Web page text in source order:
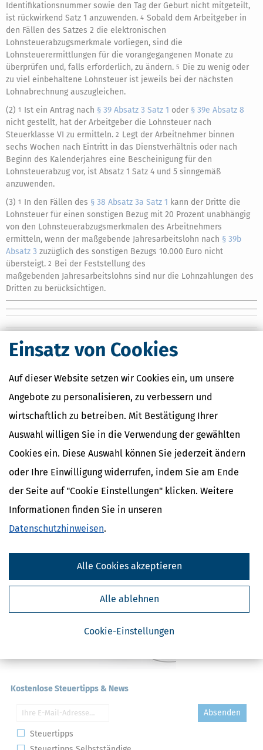
Einsatz von Cookies
Auf dieser Website setzen wir Cookies ein, um unsere
Angebote zu personalisieren, zu verbessern und
wirtschaftlich zu betreiben. Mit Bestätigung Ihrer
Auswahl willigen Sie in die Verwendung der gewählten
Cookies ein. Diese Auswahl können Sie jederzeit ändern
oder Ihre Einwilligung widerrufen, indem Sie am Ende
der Seite auf "Cookie Einstellungen" klicken. Weitere
Informationen finden Sie in unseren
Datenschutzhinweisen.
Cookie-Einstellungen
Alle ablehnen
Alle Cookies akzeptieren
Identifikationsnummer sowie den Tag der Geburt nicht mitgeteilt,
ist rückwirkend Satz 1 anzuwenden. 4 Sobald dem Arbeitgeber in
den Fällen des Satzes 2 die elektronischen
Lohnsteuerabzugsmerkmale vorliegen, sind die
Lohnsteuerermittlungen für die vorangegangenen Monate zu
überprüfen und, falls erforderlich, zu ändern. 5 Die zu wenig oder
zu viel einbehaltene Lohnsteuer ist jeweils bei der nächsten
Lohnabrechnung auszugleichen.
(2) 1 Ist ein Antrag nach § 39 Absatz 3 Satz 1 oder § 39e Absatz 8
nicht gestellt, hat der Arbeitgeber die Lohnsteuer nach
Steuerklasse VI zu ermitteln. 2 Legt der Arbeitnehmer binnen
sechs Wochen nach Eintritt in das Dienstverhältnis oder nach
Beginn des Kalenderjahres eine Bescheinigung für den
Lohnsteuerabzug vor, ist Absatz 1 Satz 4 und 5 sinngemäß
anzuwenden.
(3) 1 In den Fällen des § 38 Absatz 3a Satz 1 kann der Dritte die
Lohnsteuer für einen sonstigen Bezug mit 20 Prozent unabhängig
von den Lohnsteuerabzugsmerkmalen des Arbeitnehmers
ermitteln, wenn der maßgebende Jahresarbeitslohn nach § 39b
Absatz 3 zuzüglich des sonstigen Bezugs 10.000 Euro nicht
übersteigt. 2 Bei der Feststellung des
maßgebenden Jahresarbeitslohns sind nur die Lohnzahlungen des
Dritten zu berücksichtigen.
Ähnliche Themen
Selbstständigkeit
Erben, Vererben & Schenken
Verwandte Lexikon-Begriffe
Kapitalertragsteuer Freibetrag -
Definition und Erklärung
Kapitalertragsteuer - Definition und
Erklärung
Kommission
Kostenlose Steuertipps & News
Absenden
Steuertipps